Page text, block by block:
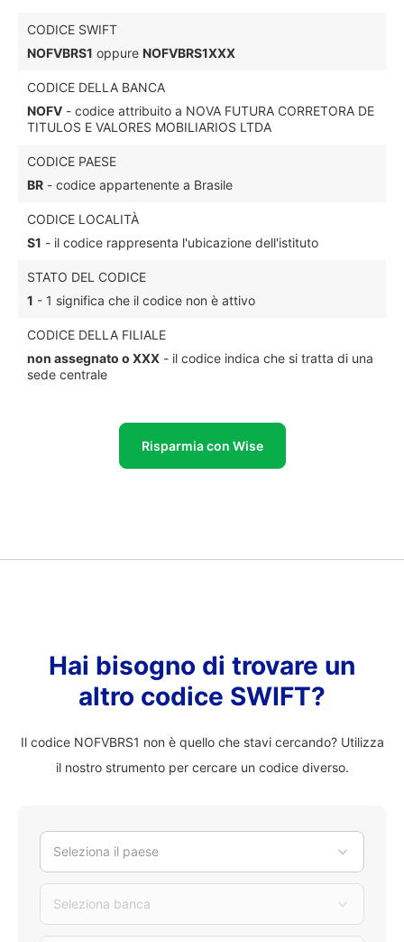
CODICE SWIFT
NOFVBRS1 oppure NOFVBRS1XXX
CODICE DELLA BANCA
NOFV - codice attribuito a NOVA FUTURA CORRETORA DE
TITULOS E VALORES MOBILIARIOS LTDA
CODICE PAESE
BR - codice appartenente a Brasile
CODICE LOCALITÀ
S1 - il codice rappresenta l'ubicazione dell'istituto
STATO DEL CODICE
1 - 1 significa che il codice non è attivo
CODICE DELLA FILIALE
non assegnato o XXX - il codice indica che si tratta di una
sede centrale
Risparmia con Wise
Hai bisogno di trovare un
altro codice SWIFT?
Il codice NOFVBRS1 non è quello che stavi cercando? Utilizza
il nostro strumento per cercare un codice diverso.
Seleziona il paese
Seleziona banca